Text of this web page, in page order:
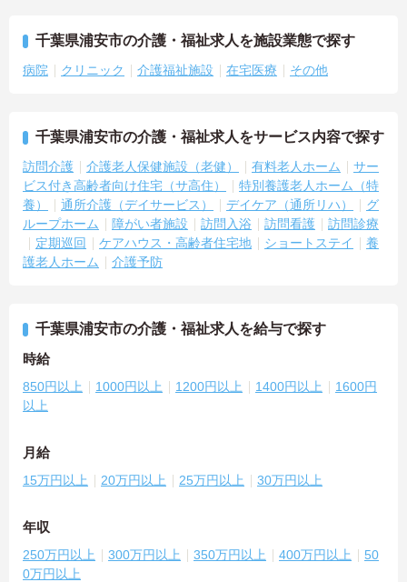
千葉県浦安市の介護・福祉求人を施設業態で探す
病院 クリニック 介護福祉施設 在宅医療 その他
千葉県浦安市の介護・福祉求人をサービス内容で探す
訪問介護 介護老人保健施設（老健） 有料老人ホーム
サー
ビス付き高齢者向け住宅（サ高住）
特別養護老人ホーム（特
養）
通所介護（デイサービス） デイケア（通所リハ）
グ
ループホーム
障がい者施設 訪問入浴 訪問看護
訪問診療
定期巡回
ケアハウス・高齢者住宅地 ショートステイ
養
護老人ホーム
介護予防
千葉県浦安市の介護・福祉求人を給与で探す
時給
850円以上 1000円以上 1200円以上 1400円以上
1600円
以上
月給
15万円以上 20万円以上 25万円以上 30万円以上
年収
250万円以上 300万円以上 350万円以上 400万円以上
50
0万円以上